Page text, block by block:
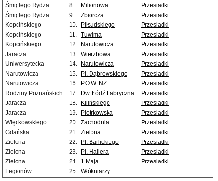
Śmigłego Rydza
8. Milionowa
Przesiadki
Śmigłego Rydza
9. Zbiorcza
Przesiadki
Kopcińskiego
10. Piłsudskiego
Przesiadki
Kopcińskiego
11. Tuwima
Przesiadki
Kopcińskiego
12. Narutowicza
Przesiadki
Jaracza
13. Wierzbowa
Przesiadki
Uniwersytecka
14. Narutowicza
Przesiadki
Narutowicza
15. Pl. Dąbrowskiego
Przesiadki
Narutowicza
16. P.O.W. NŻ
Przesiadki
Rodziny Poznańskich
17. Dw. Łódź Fabryczna
Przesiadki
Jaracza
18. Kilińskiego
Przesiadki
Jaracza
19. Piotrkowska
Przesiadki
Więckowskiego
20. Zachodnia
Przesiadki
Gdańska
21. Zielona
Przesiadki
Zielona
22. Pl. Barlickiego
Przesiadki
Zielona
23. Pl. Hallera
Przesiadki
Zielona
24. 1 Maja
Przesiadki
Legionów
25. Włókniarzy